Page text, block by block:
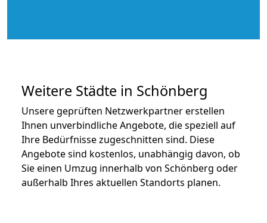
Weitere Städte in Schönberg
Unsere geprüften Netzwerkpartner erstellen
Ihnen unverbindliche Angebote, die speziell auf
Ihre Bedürfnisse zugeschnitten sind. Diese
Angebote sind kostenlos, unabhängig davon, ob
Sie einen Umzug innerhalb von Schönberg oder
außerhalb Ihres aktuellen Standorts planen.